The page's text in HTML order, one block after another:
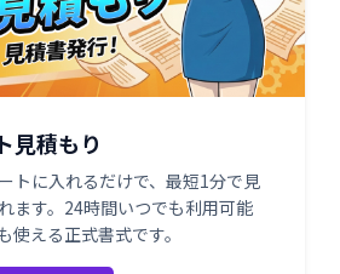
見積もり
トに入れるだけで、最短1分で見
ます。24時間いつでも利用可能
使える正式書式です。